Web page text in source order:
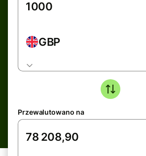
GBP
Przewalutowano na